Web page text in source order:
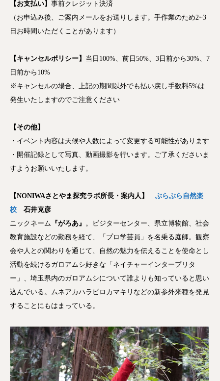
【お支払い】 事前クレジット決済
（お申込み後、ご案内メールをお送りします。手作業のため2~3
日お時間いただくことがあります）
【キャンセルポリシー】 当日100%、前日50%、3日前から30%、7
日前から10%
※キャンセルの場合、上記の期間以外でも払い戻し手数料5%は
発生いたしますのでご注意ください
【その他】
・イベント内容は天候や人数によって変更する可能性があります
・開催記録として写真、動画撮影を行います。ご了承くださいま
すようお願いいたします。
【NONIWAさとやま探究ラボ所長・案内人】 ぶらぶら自然楽
校 石井克彦
ニックネーム 『がろあ』
。ビジターセンター、県立博物館、社会
教育施設などの勤務を経て、「プロ学芸員」を名乗る庭師。観察
会や人との関わりを通じて、自然の魅力を伝えることを使命とし
活動を続けるガロアムシ好きな「ネイチャーインタープリタ
ー」、埼玉県内のガロアムシについて誰よりも知っていると思い
込んでいる。ムネアカハラビロカマキリなどの新参外来種を発見
することにもはまっている。